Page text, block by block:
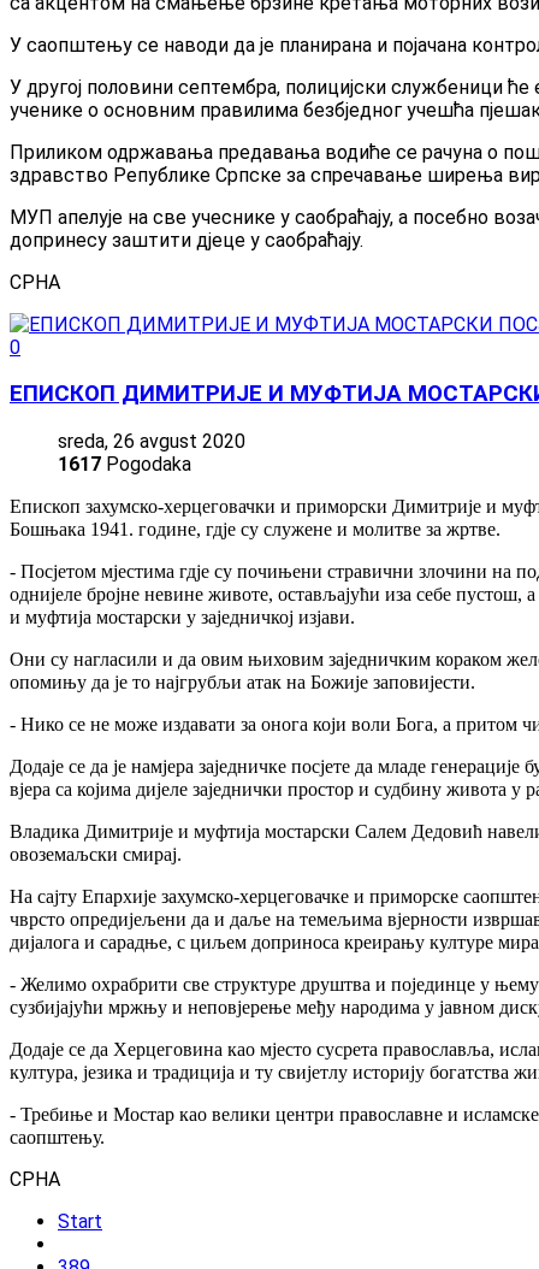
У саопштењу се наводи да је планирана и појачана
У другој половини септембра, полицијски службеници
ученике о основним правилима безбједног учешћа
Приликом одржавања предавања водиће се рачуна о
здравство Републике Српске за спречавање ширења
МУП апелује на све учеснике у саобраћају, а посебно
допринесу заштити дјеце у саобраћају.
СРНА
0
ЕПИСКОП ДИМИТРИЈЕ И МУФТИЈА
sreda, 26 avgust 2020
1617 Pogodaka
Епископ захумско-херцеговачки и приморски Димитрије и
Бошњака 1941. године, гдје су служене и молитве за жртве.
- Посјетом мјестима гдје су почињени стравични злочини на
однијеле бројне невине животе, остављајући иза себе
и муфтија мостарски у заједничкој изјави.
Они су нагласили и да овим њиховим заједничким кораком
опомињу да је то најгрубљи атак на Божије заповијести.
- Нико се не може издавати за онога који воли Бога, а притом
Додаје се да је намјера заједничке посјете да младе
вјера са којима дијеле заједнички простор и судбину живота у
Владика Димитрије и муфтија мостарски Салем Дедовић навели
овоземаљски смирај.
На сајту Епархије захумско-херцеговачке и приморске
чврсто опредијељени да и даље на темељима вјерности
дијалога и сарадње, с циљем доприноса креирању културе
- Желимо охрабрити све структуре друштва и појединце у
сузбијајући мржњу и неповјерење међу народима у јавном
Додаје се да Херцеговина као мјесто сусрета православља,
култура, језика и традиција и ту свијетлу историју
- Требиње и Мостар као велики центри православне и
саопштењу.
СРНА
Start